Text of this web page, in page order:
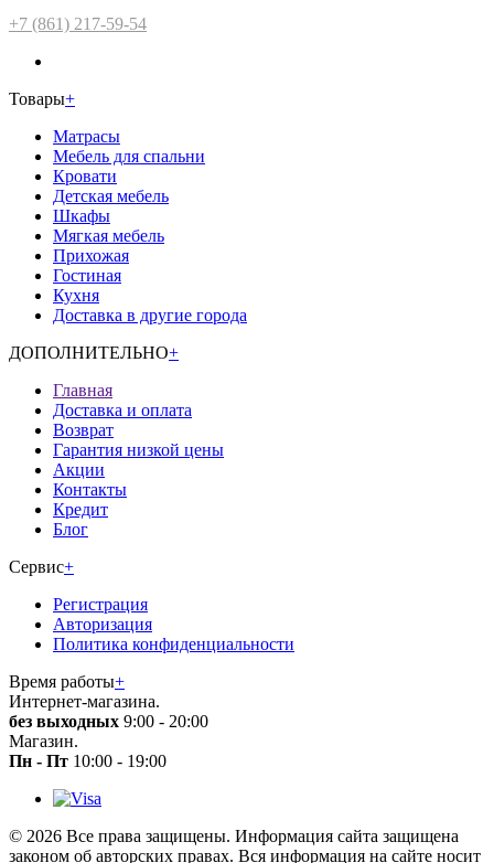
+7 (861) 217-59-54
Товары+
Матрасы
Мебель для спальни
Кровати
Детская мебель
Шкафы
Мягкая мебель
Прихожая
Гостиная
Кухня
Доставка в другие города
ДОПОЛНИТЕЛЬНО+
Главная
Доставка и оплата
Возврат
Гарантия низкой цены
Акции
Контакты
Кредит
Блог
Сервис+
Регистрация
Авторизация
Политика конфиденциальности
Время работы+
Интернет-магазина.
без выходных 9:00 - 20:00
Магазин.
Пн - Пт 10:00 - 19:00
© 2026 Все права защищены. Информация сайта защищена
законом об авторских правах. Вся информация на сайте носит